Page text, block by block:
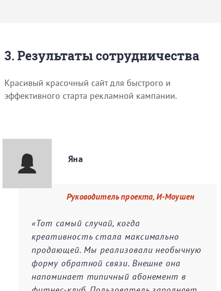
3. Результаты сотрудничества
Красивый красочный сайт для быстрого и
эффективного старта рекламной кампании.
Яна
Руководитель проекта, И-Моушен
«Тот самый случай, когда
креативность стала максимально
продающей. Мы реализовали необычную
форму обратной связи. Внешне она
напоминает типичный абонемент в